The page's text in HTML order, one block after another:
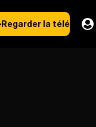
Regarder la télé